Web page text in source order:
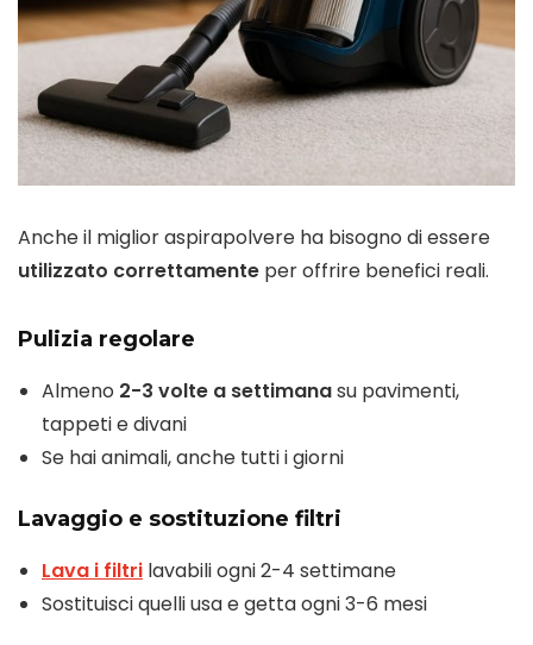
Anche il miglior aspirapolvere ha bisogno di essere
utilizzato correttamente per offrire benefici reali.
Pulizia regolare
Almeno 2-3 volte a settimanasu pavimenti,
tappeti e divani
Se hai animali, anche tutti i giorni
Lavaggio e sostituzione filtri
Lava i filtri lavabili ogni 2-4 settimane
Sostituisci quelli usa e getta ogni 3-6 mesi